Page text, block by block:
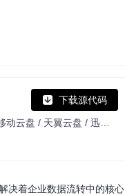
下载源代码
决着企业数据流转中的核心